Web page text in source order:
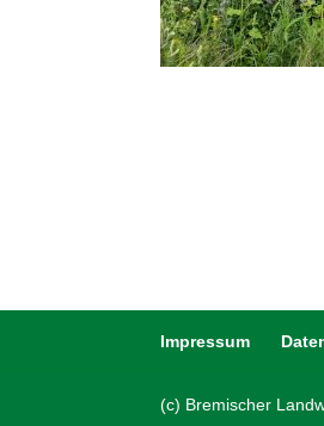
Impressum
(c) Bremischer